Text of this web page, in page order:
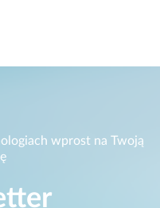
wprost na Twoją